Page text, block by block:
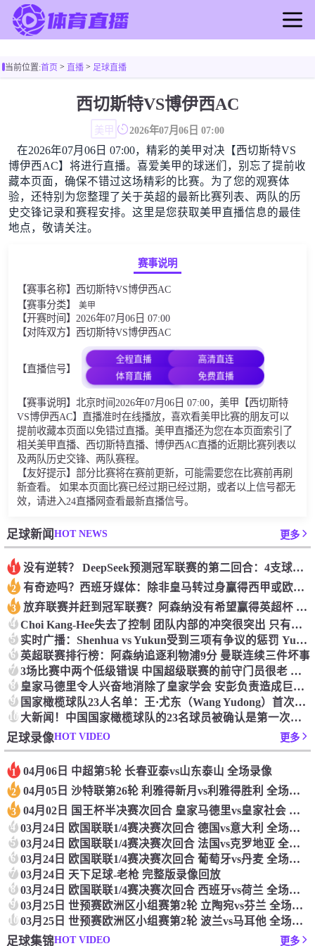
足球直播
足球新闻
篮球新闻
当前位置:首页> 直播> 足球直播
西切斯特VS博伊西AC
美甲 2026年07月06日 07:00
在2026年07月06日 07:00，精彩的美甲对决【西切斯特VS
博伊西AC】将进行直播。喜爱美甲的球迷们，别忘了提前收
藏本页面，确保不错过这场精彩的比赛。为了您的观赛体
验，还特别为您整理了关于英超的最新比赛列表、两队的历
史交锋记录和赛程安排。这里是您获取美甲直播信息的最佳
地点，敬请关注。
赛事说明
【赛事名称】西切斯特VS博伊西AC
【赛事分类】 美甲
【开赛时间】2026年07月06日 07:00
【对阵双方】西切斯特VS博伊西AC
【直播信号】
全程直播 高清直连
体育直播 免费直播
【赛事说明】北京时间2026年07月06日 07:00，美甲【西切斯特
VS博伊西AC】直播准时在线播放，喜欢看美甲比赛的朋友可以
提前收藏本页面以免错过直播。美甲直播还为您在本页面索引了
相关美甲直播、西切斯特直播、博伊西AC直播的近期比赛列表以
及两队历史交锋、两队赛程。
【友好提示】部分比赛将在赛前更新，可能需要您在比赛前再刷
新查看。 如果本页面比赛已经过期已经过期，或者以上信号都无
效，请进入24直播网查看最新直播信号。
足球新闻HOT NEWS 更多
1 没有逆转？ DeepSeek预测冠军联赛的第二回合：4支球队在第一回合中获胜 枪手输了
2 有奇迹吗？西班牙媒体：除非皇马转过身赢得西甲或欧洲冠军
3 放弃联赛并赶到冠军联赛？阿森纳没有希望赢得英超杯 赢得欧洲冠军的可能性
4 Choi Kang-Hee失去了控制 团队内部的冲突很突出 只有一个人可以从水火中拯救崔孔
5 实时广播：Shenhua vs Yukun受到三项有争议的惩罚 Yukun将向中国足球联合会提出投诉
6 英超联赛排行榜：阿森纳追逐利物浦9分 曼联连续三件坏事
7 3场比赛中两个低级错误 中国超级联赛的前守门员很老 是时候让位了 最好的继任者出现
8 皇家马德里令人兴奋地消除了皇家学会 安彭负责造成巨大的灾难！
9 国家橄榄球队23人名单：王·尤东（Wang Yudong）首次被选为第11名 塞吉尼奥（Serginho）在名单上
10 大新闻！中国国家橄榄球队的23名球员被确认是第一次进入阵容
足球录像HOT VIDEO 更多
1 04月06日 中超第5轮 长春亚泰vs山东泰山 全场录像
2 04月05日 沙特联第26轮 利雅得新月vs利雅得胜利 全场录像
3 04月02日 国王杯半决赛次回合 皇家马德里vs皇家社会 全场录像
4 03月24日 欧国联联1/4赛决赛次回合 德国vs意大利 全场录像回放
5 03月24日 欧国联联1/4赛决赛次回合 法国vs克罗地亚 全场录像回放
6 03月24日 欧国联联1/4赛决赛次回合 葡萄牙vs丹麦 全场录像回放
7 03月24日 天下足球-老枪 完整版录像回放
8 03月24日 欧国联联1/4赛决赛次回合 西班牙vs荷兰 全场录像回放
9 03月25日 世预赛欧洲区小组赛第2轮 立陶宛vs芬兰 全场录像回放
10 03月25日 世预赛欧洲区小组赛第2轮 波兰vs马耳他 全场录像回放
足球集锦HOT VIDEO 更多